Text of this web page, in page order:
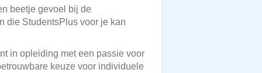
beetje gevoel bij de
die StudentsPlus voor je kan
in opleiding met een passie voor
keuze voor individuele